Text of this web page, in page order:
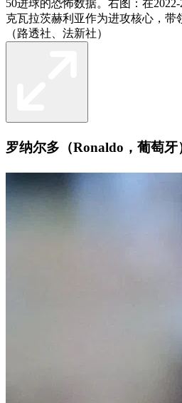
50进球的恐怖数据。右图：在
克瓦拉茨赫利亚作为进攻核心，带
（路透社、法新社）
罗纳尔多（Ronaldo，葡萄牙